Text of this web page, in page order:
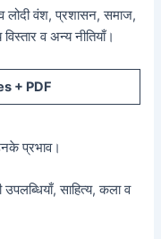
वंश, प्रशासन, समाज,
व अन्य नीतियाँ।
+ PDF
प्रभाव।
साहित्य, कला व